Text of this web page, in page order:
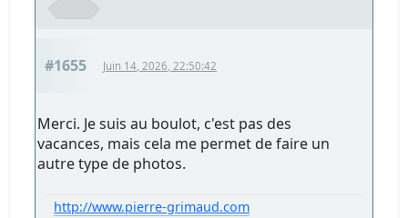
#1655 Juin 14, 2026, 22:50:42
Merci. Je suis au boulot, c'est pas des
vacances, mais cela me permet de faire un
autre type de photos.
http://www.pierre-grimaud.com